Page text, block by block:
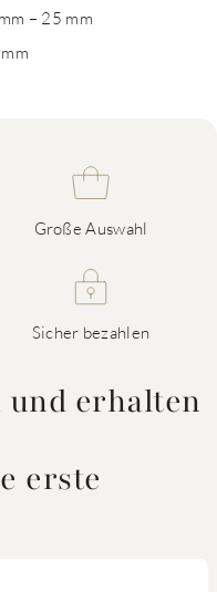
– 25 mm
Große Auswahl
Sicher bezahlen
und erhalten
erste